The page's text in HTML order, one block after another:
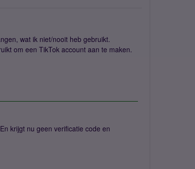
wat ik niet/nooit heb gebruikt.
om een TikTok account aan te maken.
krijgt nu geen verificatie code en